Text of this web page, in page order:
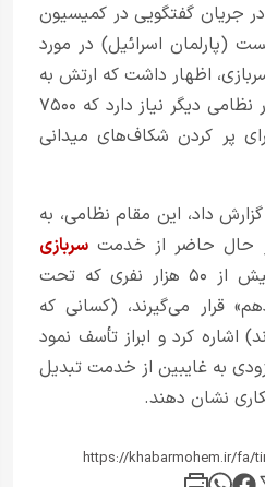
جریان گفتگویی در کمیسیون
(پارلمان اسرائیل) در مورد
اظهار داشت که ارتش به
طور فوری به حدود ۱۲ هزار نظامی دیگر نیاز دارد که ۷۵۰۰
پر کردن شکاف‌های میدانی
داد، این مقام نظامی، به
سربازی
غایب هستند، علاوه بر بیش از ۵۰ هزار نفری که تحت
قرار می‌گیرند، (کسانی که
اشاره کرد و ابراز تأسف نمود
به غایبین از خدمت تبدیل
نشان دهند.